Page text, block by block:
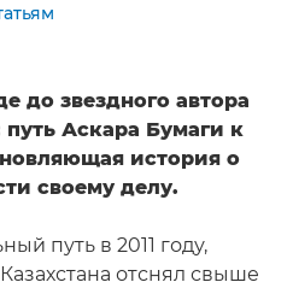
до звездного автора
путь Аскара Бумаги к
история о
своему делу.
путь в 2011 году,
отснял свыше